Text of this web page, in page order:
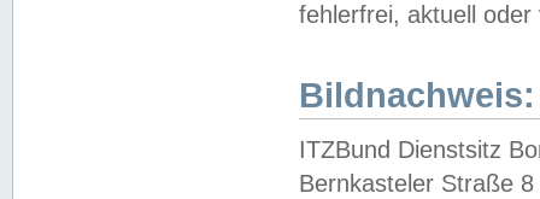
fehlerfrei, aktuell oder
Bildnachweis:
ITZBund Dienstsitz
Bernkasteler Straße 8